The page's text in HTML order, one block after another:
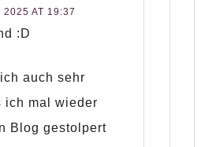
2025 AT 19:37
:D
auch sehr
ich mal wieder
Blog gestolpert